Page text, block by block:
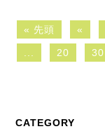
« 先頭 «
20 30
CATEGORY